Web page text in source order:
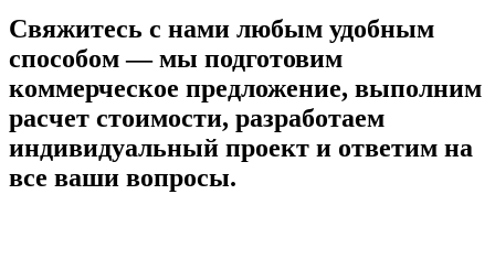
Свяжитесь с нами любым удобным
способом — мы подготовим
коммерческое предложение, выполним
расчет стоимости, разработаем
индивидуальный проект и ответим на
все ваши вопросы.